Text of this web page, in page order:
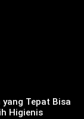
Tepat Bisa
Higienis